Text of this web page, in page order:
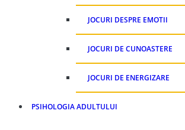
JOCURI DESPRE EMOTII
JOCURI DE CUNOASTERE
JOCURI DE ENERGIZARE
PSIHOLOGIA ADULTULUI